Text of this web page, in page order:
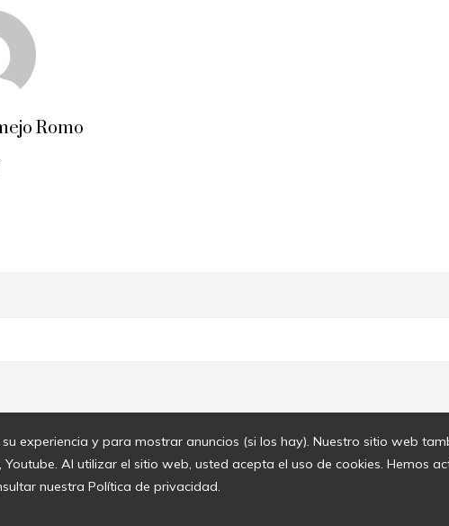
experiencia y para mostrar anuncios (si los hay). Nuestro sitio web
Al utilizar el sitio web, usted acepta el uso de cookies. Hemos
nuestra Política de privacidad.
Romo